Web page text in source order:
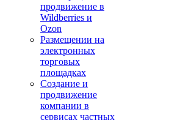
продвижение в
Wildberries и
Ozon
Размещении на
электронных
торговых
площадках
Создание и
продвижение
компании в
сервисах частных